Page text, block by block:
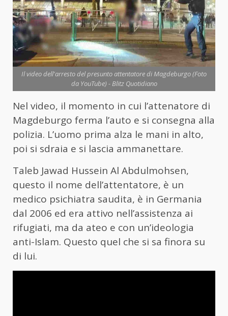
Il video dell'arresto del presunto attentatore di Magdeburgo (Foto
da YouTube) - Blitz Quotidiano
Nel video, il momento in cui l’attenatore di
Magdeburgo ferma l’auto e si consegna alla
polizia. L’uomo prima alza le mani in alto,
poi si sdraia e si lascia ammanettare.
Taleb Jawad Hussein Al Abdulmohsen,
questo il nome dell’attentatore, è un
medico psichiatra saudita, è in Germania
dal 2006 ed era attivo nell’assistenza ai
rifugiati, ma da ateo e con un’ideologia
anti-Islam. Questo quel che si sa finora su
di lui.